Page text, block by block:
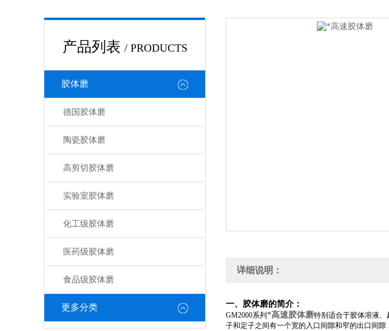
产品列表 / PRODUCTS
胶体磨
德国胶体磨
陶瓷胶体磨
高剪切胶体磨
实验室胶体磨
化工级胶体磨
医药级胶体磨
食品级胶体磨
更多分类
详细说明：
一、胶体磨的简介：
GM2000系列 *高速胶体磨特别适合于胶体溶液
子和定子之间有一个宽的入口间隙和窄的出口间